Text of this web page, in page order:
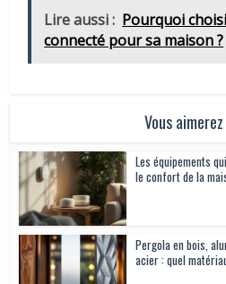
Lire aussi : Pourquoi
connecté pour sa maison ?
Vous
Les équipements
le confort de la
Pergola en bois,
acier : quel